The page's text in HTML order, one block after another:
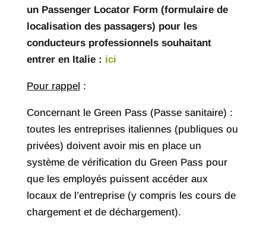
un Passenger Locator Form (formulaire de
localisation des passagers) pour les
conducteurs professionnels souhaitant
entrer en Italie : ici
Pour rappel :
Concernant le Green Pass (Passe sanitaire) :
toutes les entreprises italiennes (publiques ou
privées) doivent avoir mis en place un
système de vérification du Green Pass pour
que les employés puissent accéder aux
locaux de l’entreprise (y compris les cours de
chargement et de déchargement).